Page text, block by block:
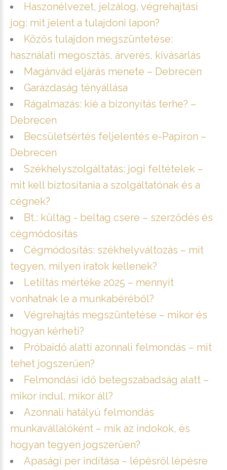
Haszonélvezet, jelzálog, végrehajtási
jog: mit jelent a tulajdoni lapon?
Közös tulajdon megszüntetése:
használati megosztás, árverés, kivásárlás
Magánvád eljárás menete – Debrecen
Garázdaság tényállása
Rágalmazás: kié a bizonyítás terhe? –
Debrecen
Becsületsértés feljelentés e-Papíron –
Debrecen
Székhelyszolgáltatás: jogi feltételek –
mit kell biztosítania a szolgáltatónak és a
cégnek?
Bt.: kültag - beltag csere – szerződés és
cégmódosítás
Cégmódosítás: székhelyváltozás – mit
tegyen, milyen iratok kellenek?
Letiltás mértéke 2025 – mennyit
vonhatnak le a munkabéréből?
Végrehajtás megszüntetése – mikor és
hogyan kérheti?
Próbaidő alatti azonnali felmondás – mit
tehet jogszerűen?
Felmondási idő betegszabadság alatt –
mikor indul, mikor áll?
Azonnali hatályú felmondás
munkavállalóként – mik az indokok, és
hogyan tegyen jogszerűen?
Apasági per indítása – lépésről lépésre